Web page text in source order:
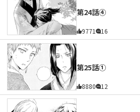
第24話④
9771 16
第25話①
8880 12